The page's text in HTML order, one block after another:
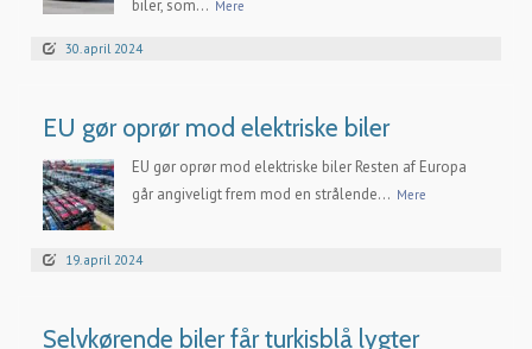
biler, som... Mere
30. april 2024
EU gør oprør mod elektriske biler
EU gør oprør mod elektriske biler Resten af Europa
går angiveligt frem mod en strålende... Mere
19. april 2024
Selvkørende biler får turkisblå lygter